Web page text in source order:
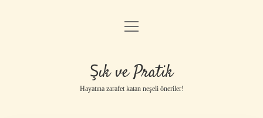
Anasayfa
Yasal Uyarı
menüyü
Şık ve Pratik
Hayatına zarafet katan neşeli öneriler!